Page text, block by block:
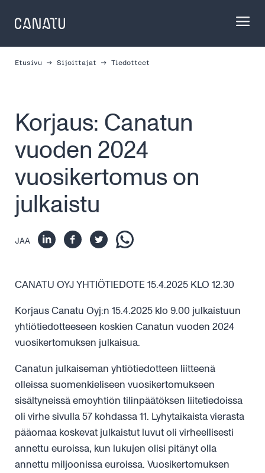
content
Etusivu Sijoittajat Tiedotteet
Korjaus: Canatun
vuoden 2024
vuosikertomus on
julkaistu
JAA
CANATU OYJ YHTIÖTIEDOTE 15.4.2025 KLO 12.30
Korjaus Canatu Oyj:n 15.4.2025 klo 9.00 julkaistuun
yhtiötiedotteeseen koskien Canatun vuoden 2024
vuosikertomuksen julkaisua.
Canatun julkaiseman yhtiötiedotteen liitteenä
olleissa suomenkieliseen vuosikertomukseen
sisältyneissä emoyhtiön tilinpäätöksen liitetiedoissa
oli virhe sivulla 57 kohdassa 11. Lyhytaikaista vierasta
pääomaa koskevat julkaistut luvut oli virheellisesti
annettu euroissa, kun lukujen olisi pitänyt olla
annettu miljoonissa euroissa. Vuosikertomuksen